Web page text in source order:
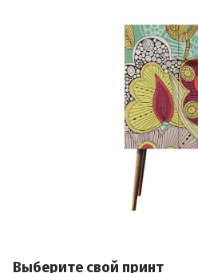
Выберите свой принт